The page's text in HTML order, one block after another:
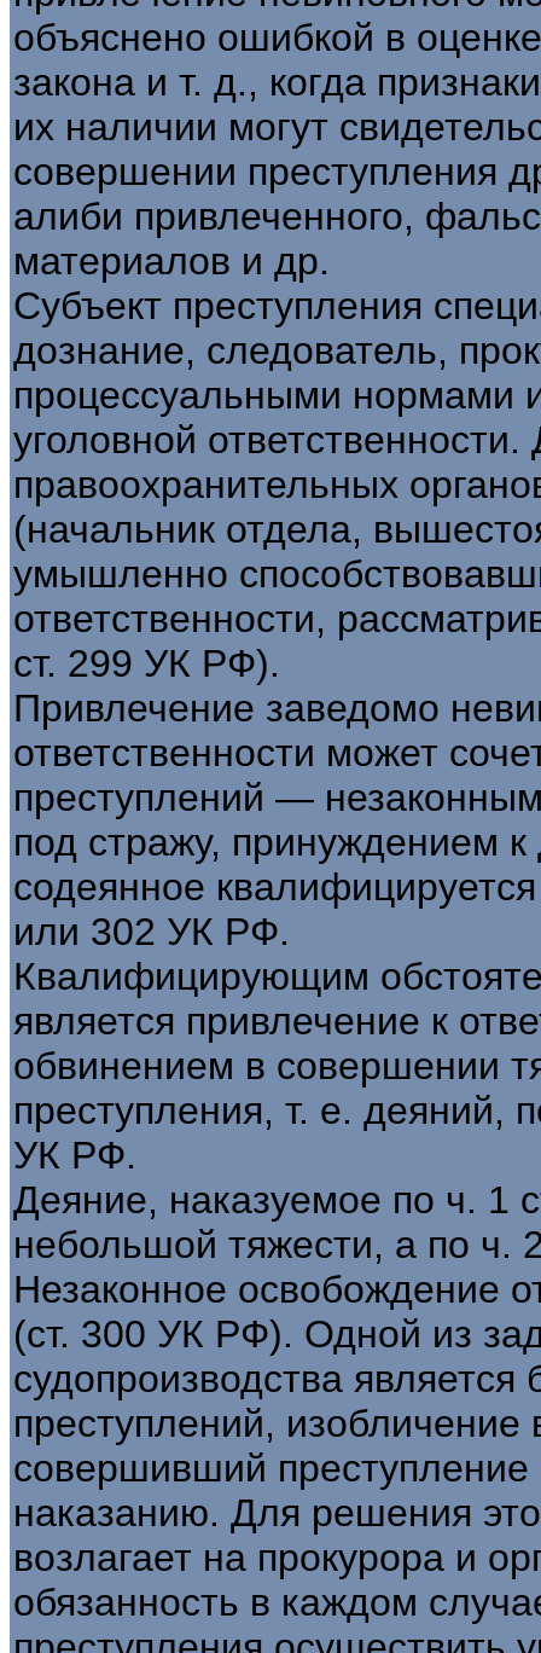
объяснено ошибкой в
закона и т. д., когда
их наличии могут
совершении преступления
алиби привлеченного,
материалов и др.
Субъект преступления
дознание, следователь,
процессуальными нормами
уголовной
правоохранительных
(начальник отдела,
умышленно
ответственности,
ст. 299 УК РФ).
Привлечение заведомо
ответственности может
преступлений —
под стражу, принуждением
содеянное
или 302 УК РФ.
Квалифицирующим
является привлечение к
обвинением в совершении
преступления, т. е. деяний,
УК РФ.
Деяние, наказуемое по ч. 1
небольшой тяжести, а по ч.
Незаконное освобождение
(ст. 300 УК РФ). Одной из
судопроизводства
преступлений,
совершивший
наказанию. Для решения
возлагает на прокурора и
обязанность в каждом